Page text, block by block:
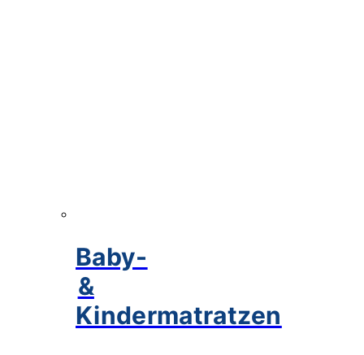
Baby-
&
Kindermatratzen